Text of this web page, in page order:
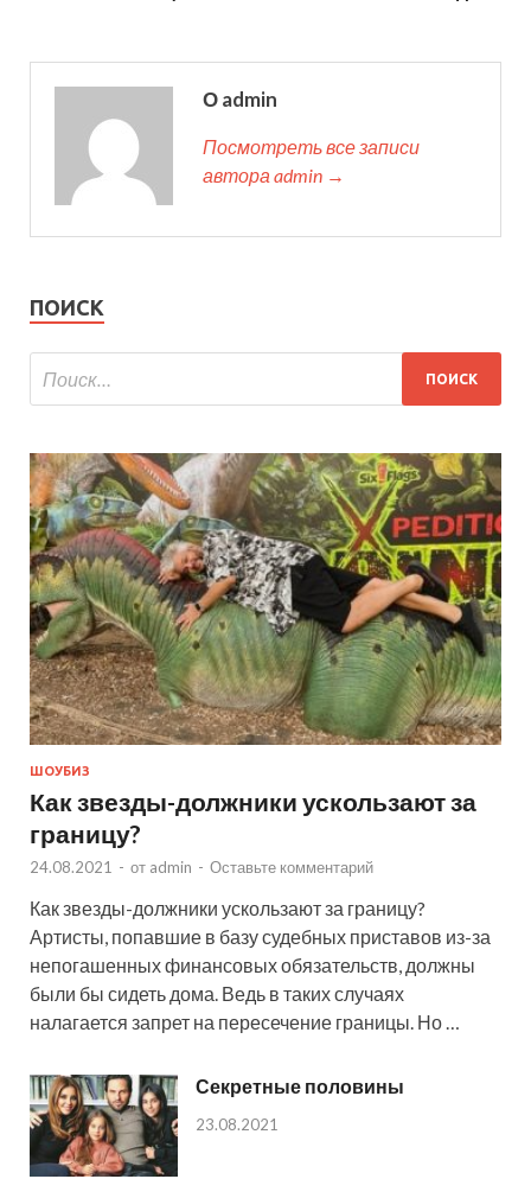
О admin
Посмотреть все записи
автора admin →
ПОИСК
ШОУБИЗ
Как звезды-должники ускользают за
границу?
24.08.2021 - от admin - Оставьте комментарий
Как звезды-должники ускользают за границу?
Артисты, попавшие в базу судебных приставов из-за
непогашенных финансовых обязательств, должны
были бы сидеть дома. Ведь в таких случаях
налагается запрет на пересечение границы. Но …
Секретные половины
23.08.2021